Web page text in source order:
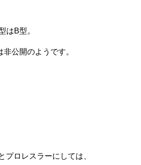
はB型。
公開のようです。
プロレスラーにしては、